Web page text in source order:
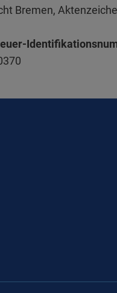
Bremen,